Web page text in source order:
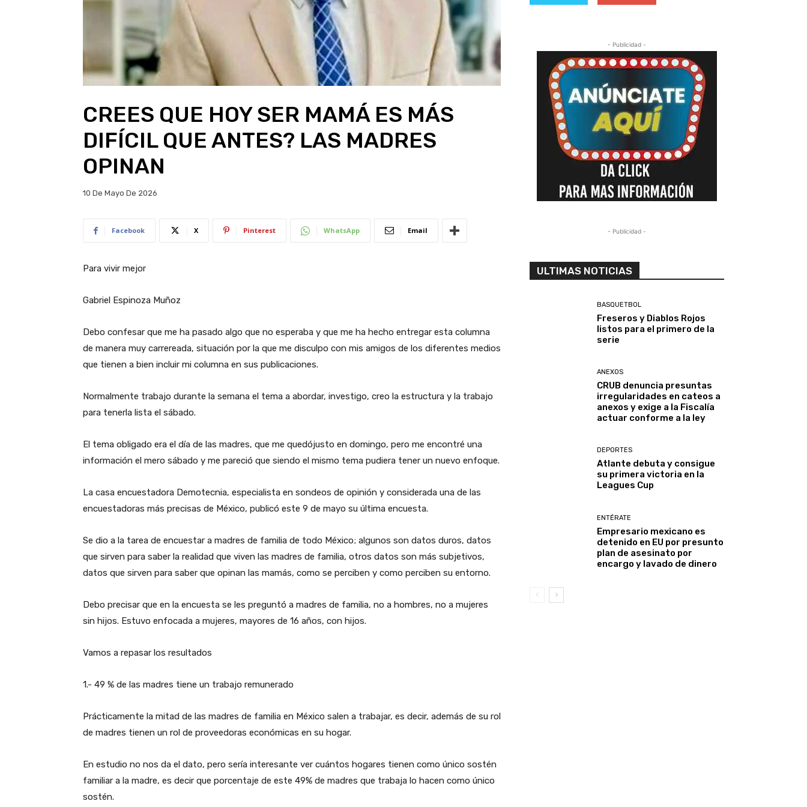
CREES QUE HOY SER MAMÁ ES MÁS
DIFÍCIL QUE ANTES? LAS MADRES
OPINAN
10 De Mayo De 2026
Facebook X Pinterest WhatsApp Email
Para vivir mejor
Gabriel Espinoza Muñoz
Debo confesar que me ha pasado algo que no esperaba y que me ha hecho entregar esta columna
de manera muy carrereada, situación por la que me disculpo con mis amigos de los diferentes medios
que tienen a bien incluir mi columna en sus publicaciones.
Normalmente trabajo durante la semana el tema a abordar, investigo, creo la estructura y la trabajo
para tenerla lista el sábado.
El tema obligado era el día de las madres, que me quedójusto en domingo, pero me encontré una
información el mero sábado y me pareció que siendo el mismo tema pudiera tener un nuevo enfoque.
La casa encuestadora Demotecnia, especialista en sondeos de opinión y considerada una de las
encuestadoras más precisas de México, publicó este 9 de mayo su última encuesta.
Se dio a la tarea de encuestar a madres de familia de todo México; algunos son datos duros, datos
que sirven para saber la realidad que viven las madres de familia, otros datos son más subjetivos,
datos que sirven para saber que opinan las mamás, como se perciben y como perciben su entorno.
Debo precisar que en la encuesta se les preguntó a madres de familia, no a hombres, no a mujeres
sin hijos. Estuvo enfocada a mujeres, mayores de 16 años, con hijos.
Vamos a repasar los resultados
1.- 49 % de las madres tiene un trabajo remunerado
Prácticamente la mitad de las madres de familia en México salen a trabajar, es decir, además de su rol
de madres tienen un rol de proveedoras económicas en su hogar.
En estudio no nos da el dato, pero sería interesante ver cuántos hogares tienen como único sostén
familiar a la madre, es decir que porcentaje de este 49% de madres que trabaja lo hacen como único
sostén.
- Publicidad -
- Publicidad -
ULTIMAS NOTICIAS
BASQUETBOL
Freseros y Diablos Rojos
listos para el primero de la
serie
ANEXOS
CRUB denuncia presuntas
irregularidades en cateos a
anexos y exige a la Fiscalía
actuar conforme a la ley
DEPORTES
Atlante debuta y consigue
su primera victoria en la
Leagues Cup
ENTÉRATE
Empresario mexicano es
detenido en EU por presunto
plan de asesinato por
encargo y lavado de dinero